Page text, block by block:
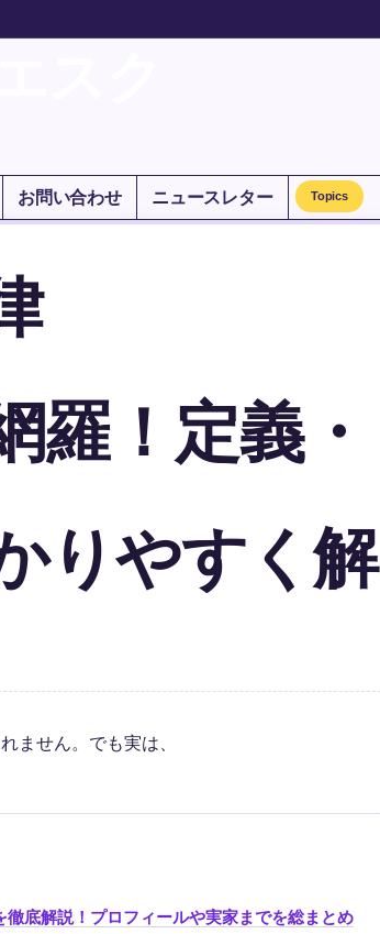
お問い合わせ ニュースレター Topics
羅！定義・
りやすく解
ません。でも実は、
徹底解説！プロフィールや実家までを総まとめ